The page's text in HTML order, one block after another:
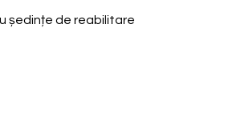
ședințe de reabilitare